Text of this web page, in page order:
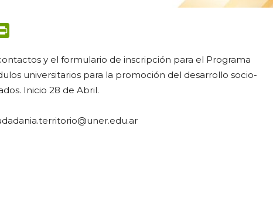
y el formulario de inscripción para el Programa
universitarios para la promoción del desarrollo socio-
Inicio 28 de Abril.